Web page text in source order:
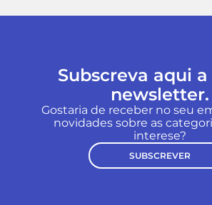
Subscreva aqui a
newsletter.
Gostaria de receber no seu
novidades sobre as
interese?
SUBSCREVER